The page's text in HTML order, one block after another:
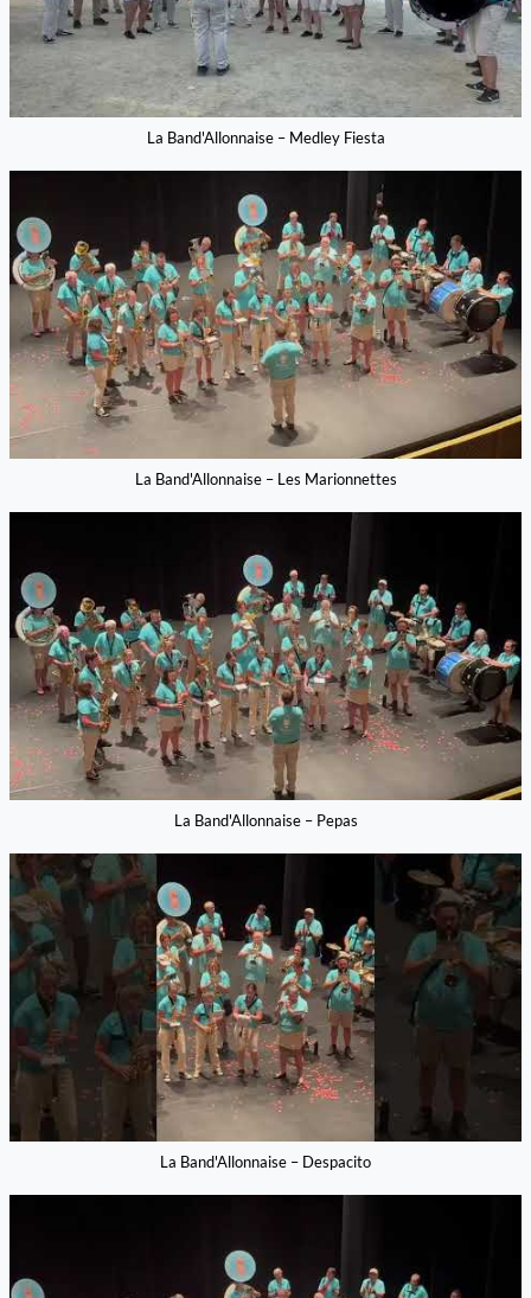
La Band'Allonnaise – Medley Fiesta
La Band'Allonnaise – Les Marionnettes
La Band'Allonnaise – Pepas
La Band'Allonnaise – Despacito